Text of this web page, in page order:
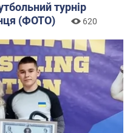
турнір
(ФОТО)
620